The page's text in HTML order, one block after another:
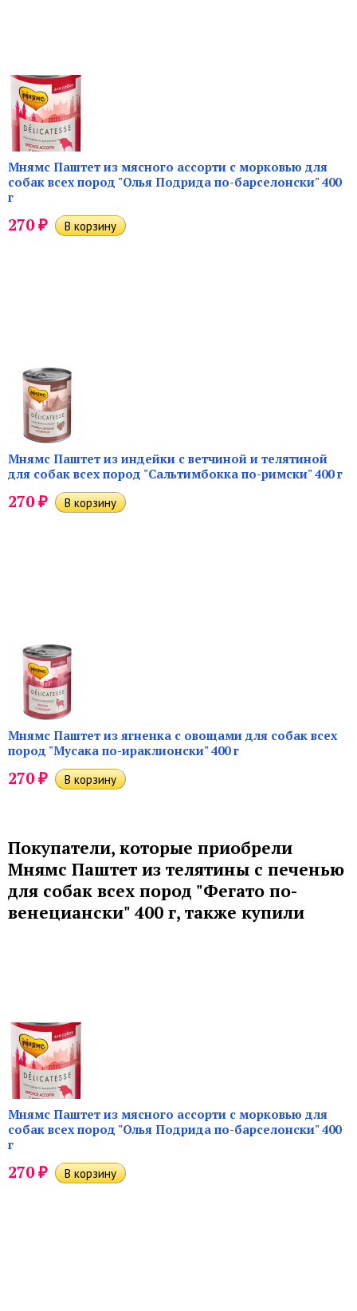
Мнямс Паштет из мясного ассорти с морковью для
собак всех пород "Олья Подрида по-барселонски" 400
г
270₽
Мнямс Паштет из индейки с ветчиной и телятиной
для собак всех пород "Сальтимбокка по-римски" 400 г
270₽
Мнямс Паштет из ягненка с овощами для собак всех
пород "Мусака по-ираклионски" 400 г
270₽
Покупатели, которые приобрели
Мнямс Паштет из телятины с печенью
для собак всех пород "Фегато по-
венециански" 400 г, также купили
Мнямс Паштет из мясного ассорти с морковью для
собак всех пород "Олья Подрида по-барселонски" 400
г
270₽